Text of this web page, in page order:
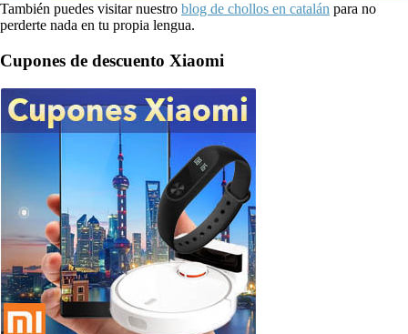
También puedes visitar nuestro blog de chollos en catalán para no
perderte nada en tu propia lengua.
Cupones de descuento Xiaomi